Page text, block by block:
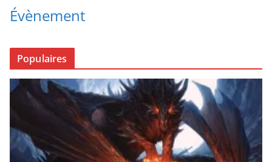
Évènement
Populaires